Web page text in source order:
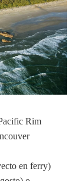
Rim
en ferry)